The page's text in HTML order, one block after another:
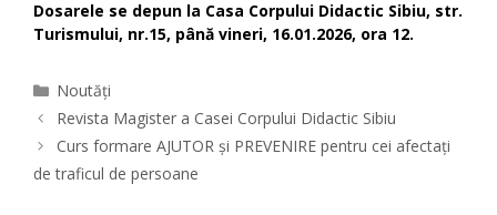
Dosarele se depun la Casa Corpului Didactic Sibiu, str.
Turismului, nr.15, până vineri, 16.01.2026, ora 12.
Categories
Noutăți
Revista Magister a Casei Corpului Didactic Sibiu
Curs formare AJUTOR și PREVENIRE pentru cei afectați
de traficul de persoane